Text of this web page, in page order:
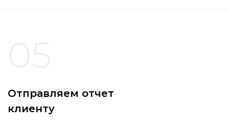
Отправляем отчет
клиенту